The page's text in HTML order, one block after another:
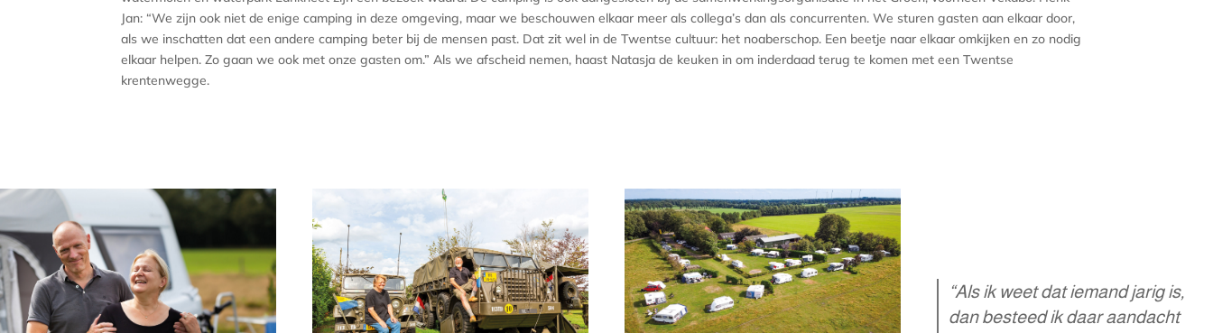
Jan: “We zijn ook niet de enige camping in deze omgeving, maar we beschouwen elkaar meer als collega’s dan als concurrenten. We sturen gasten aan elkaar door,
als we inschatten dat een andere camping beter bij de mensen past. Dat zit wel in de Twentse cultuur: het noaberschop. Een beetje naar elkaar omkijken en zo nodig
elkaar helpen. Zo gaan we ook met onze gasten om.” Als we afscheid nemen, haast Natasja de keuken in om inderdaad terug te komen met een Twentse
krentenwegge.
“Als ik weet dat iemand jarig is,
dan besteed ik daar aandacht